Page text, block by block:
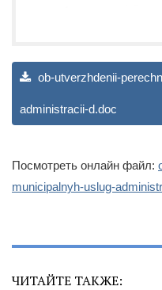
ob-utverzhdenii-
administracii-d.doc
Посмотреть онлайн файл:
municipalnyh-uslug-
ЧИТАЙТЕ ТАКЖЕ: